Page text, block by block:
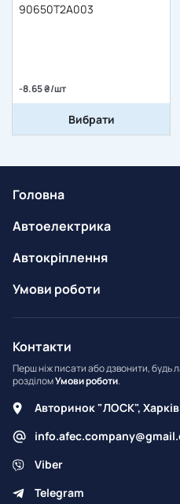
90650T2A003
-8.65 ₴/шт
Вибрати
Головна
Автоелектрика
Автокріплення
Умови роботи
Контакти
Перш ніж писати або дзвонити, будь
розділомУмови роботи.
Авторинок "ЛОСК", Харків
Viber
Telegram